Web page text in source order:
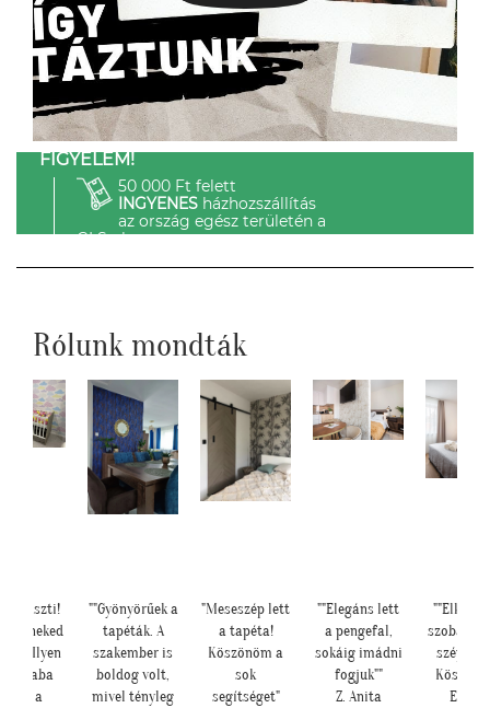
FIGYELEM!
50 000 Ft felett
INGYENESházhozszállítás
az ország egész területén a
GLS-el.
Rólunk mondták
Kriszti!
neked
Ilyen
a baba
a
""Gyönyörűek a
tapéták. A
szakember is
boldog volt,
mivel tényleg
"Meseszép lett
a tapéta!
Köszönöm a
sok
segítséget"
""Elegáns lett
a pengefal,
sokáig imádni
fogjuk""
Z. Anita
szoba,
szépen
E.